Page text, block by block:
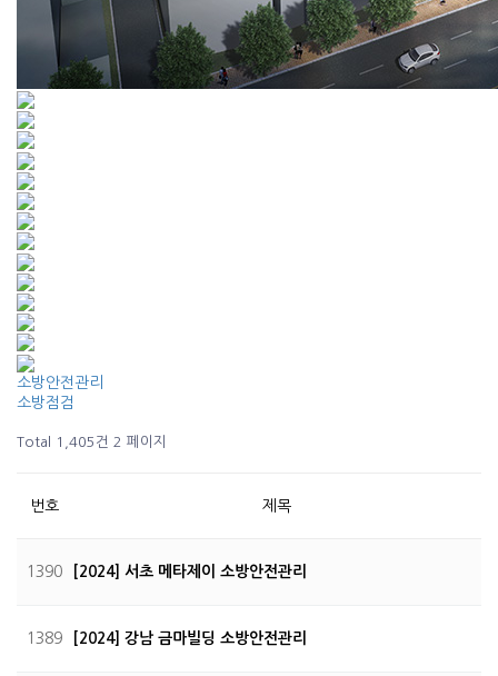
소방안전관리
소방점검
Total 1,405건 2 페이지
번호 제목
1390 [2024] 서초 메타제이 소방안전관리
1389 [2024] 강남 금마빌딩 소방안전관리